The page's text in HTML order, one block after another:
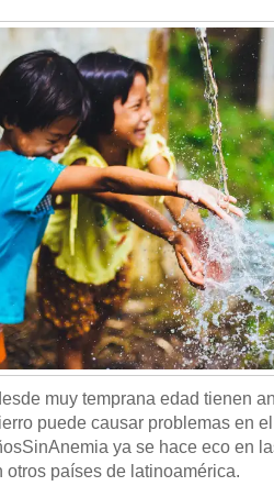
muy temprana edad tienen
puede causar problemas en
ya se hace eco en
países de latinoamérica.